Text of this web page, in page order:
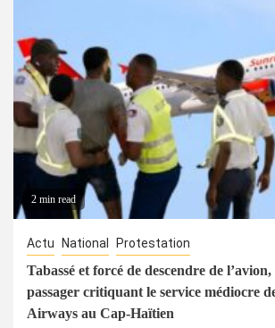
2 min read
Actu National Protestation
Tabassé et forcé de descendre de
passager critiquant le service médiocre
Airways au Cap-Haïtien